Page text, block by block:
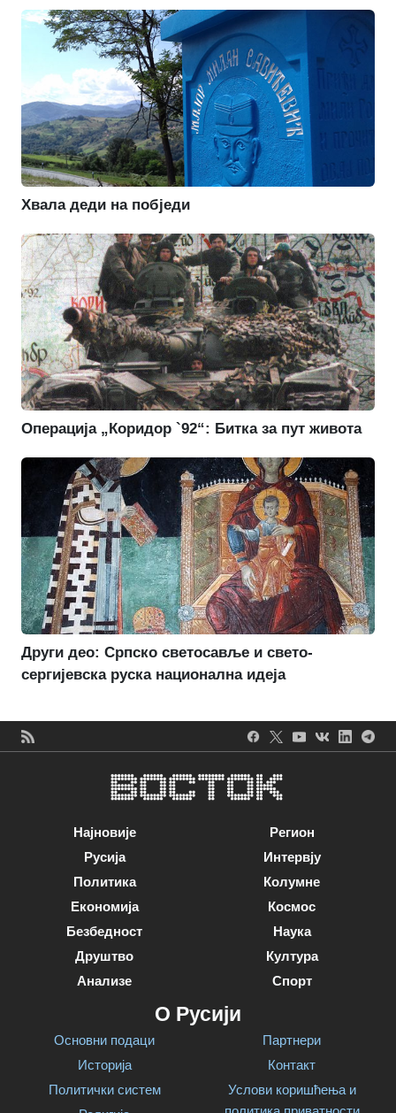
Хвала деди на побједи
Операција „Коридор `92“: Битка за пут живота
Други део: Српско светосавље и свето-
сергијевска руска национална идеја
Најновије
Русија
Политика
Економија
Безбедност
Друштво
Анализе
Регион
Интервју
Колумне
Космос
Наука
Култура
Спорт
О Русији
Основни подаци
Историја
Политички систем
Партнери
Контакт
Услови коришћења и